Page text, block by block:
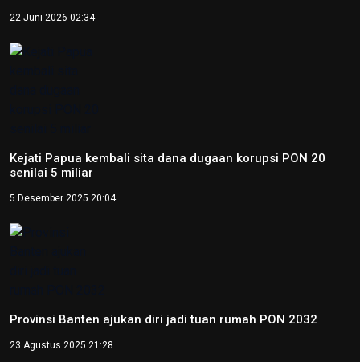
22 Juni 2026 02:34
Kejati Papua kembali sita dana dugaan korupsi PON 20
senilai 5 miliar
5 Desember 2025 20:04
Provinsi Banten ajukan diri jadi tuan rumah PON 2032
23 Agustus 2025 21:28